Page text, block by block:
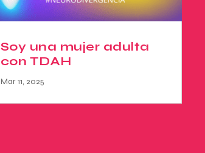
Soy una mujer adulta
con TDAH
Mar 11, 2025